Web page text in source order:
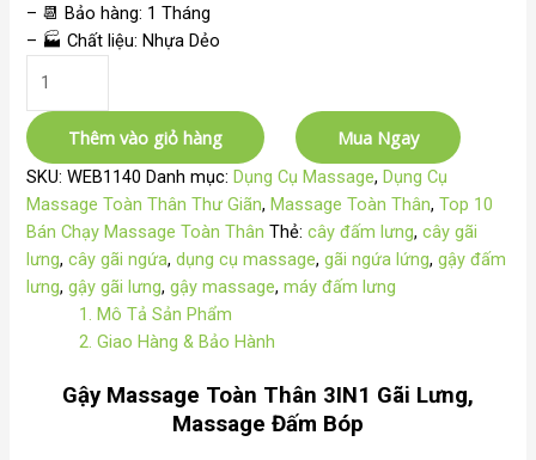
– 📆 Bảo hàng: 1 Tháng
– 🏭 Chất liệu: Nhựa Dẻo
Thêm vào giỏ hàng Mua Ngay
SKU:WEB1140 Danh mục:Dụng Cụ Massage,Dụng Cụ
Massage Toàn Thân Thư Giãn,Massage Toàn Thân,Top 10
Bán Chạy Massage Toàn Thân Thẻ:cây đấm lưng,cây gãi
lưng,cây gãi ngứa,dụng cụ massage,gãi ngứa lứng,gậy đấm
lưng,gậy gãi lưng,gậy massage,máy đấm lưng
1. Mô Tả Sản Phẩm
2. Giao Hàng & Bảo Hành
Gậy Massage Toàn Thân 3IN1 Gãi Lưng,
Massage Đấm Bóp